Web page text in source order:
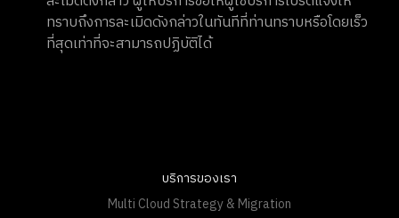
ทราบถึงการละเมิดดังกล่าวในทันทีที่ท่านทราบหรือโดยเร็ว
ที่สุดเท่าที่จะสามารถปฏิบัติได้
บริการของเรา
Multi Cloud Strategy & Migration